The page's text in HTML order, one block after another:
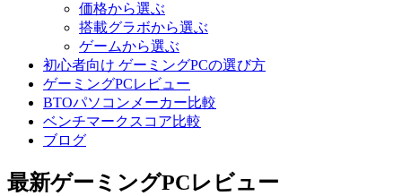
価格から選ぶ
搭載グラボから選ぶ
ゲームから選ぶ
初心者向け ゲーミングPCの選び方
ゲーミングPCレビュー
BTOパソコンメーカー比較
ベンチマークスコア比較
ブログ
最新ゲーミングPCレビュー